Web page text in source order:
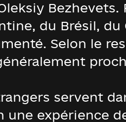
du Brésil,
Selon le
servent
une expérience